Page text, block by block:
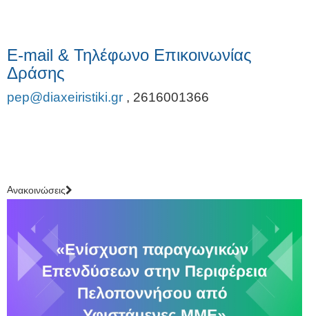
E-mail & Τηλέφωνο Επικοινωνίας
Δράσης
pep@diaxeiristiki.gr , 2616001366
Aνακοινώσεις